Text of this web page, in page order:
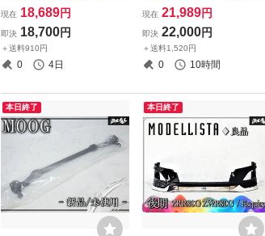
star AUTOMOTIVE サブコン
ピューター サブコン ECU 対
応エンジン グレード:180/20
0/250 CGI Turbocharge 即納
現在 18,689円
即決 18,700円
＋送料910円
0 4日
M SOLO GPSラップタイマー
データロガー 吸盤ブラケッ
ト付き サーキット走行 カー
ト エーアイエム ソロ 即納
現在 21,989円
即決 22,000円
＋送料1,520円
0 10時間
本日終了 本日終了